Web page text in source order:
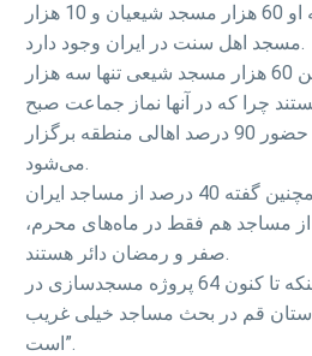
کمبود روحانی. به گفته او 60 هزار مسجد شیعیان و 10 هزار
مسجد اهل سنت در ایران وجود دارد.
به گفته او از میان این 60 هزار مسجد شیعی تنها سه هزار
چرا که در آنها نماز جماعت صبح
و دیگر نمازهای جماعت با حضور 90 درصد اهالی منطقه برگزار
می‌شود.
مشاور فرمانده سپاه همچنین گفته 40 درصد از مساجد ایران
از مساجد هم فقط در ماه‌های محرم،
صفر و رمضان دائر هستند.
سردار حزنی با تاکید بر اینکه تا کنون 64 پروژه مسجدسازی در
قم در بحث مساجد خیلی غریب
است”.